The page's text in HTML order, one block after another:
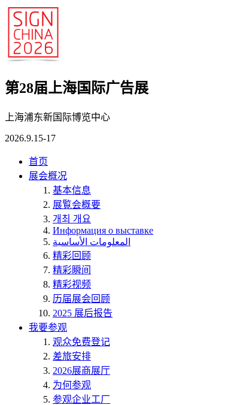
第28届上海国际广告展
上海浦东新国际博览中心
2026.9.15-17
首页
展会概况
基本信息
展覧会概要
개최 개요
Информация о выставке
المعلومات الأساسية
精彩回顾
精彩瞬间
精彩视频
历届展会回顾
2025 展后报告
我要参观
观众免费登记
差旅安排
2026展商展厅
为何参观
参观企业工厂